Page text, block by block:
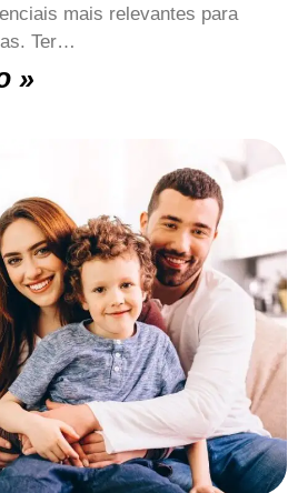
mais relevantes para
Ter…
»